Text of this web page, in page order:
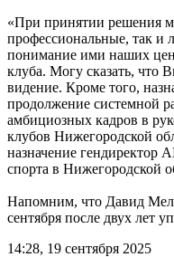
«При принятии решения
профессиональные, так и
понимание ими наших
клуба. Могу сказать, что
видение. Кроме того,
продолжение системной
амбициозных кадров в
клубов Нижегородской
назначение гендиректор
спорта в Нижегородской
Напомним, что Давид
сентября после двух лет
14:28, 19 сентября 2025